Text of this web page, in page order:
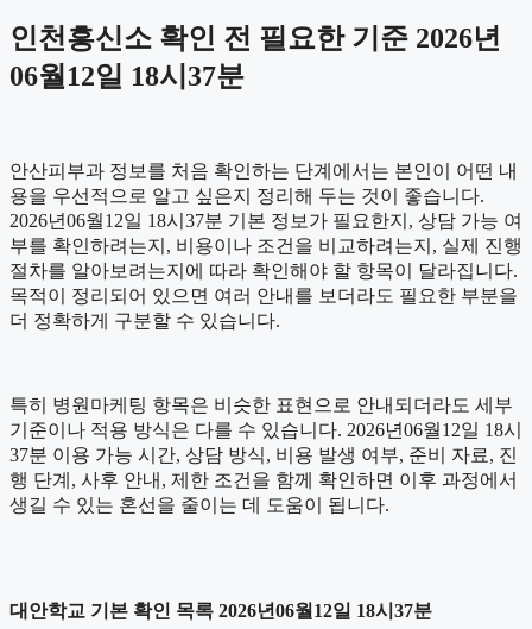
인천흥신소 확인 전 필요한 기준 2026년
06월12일 18시37분
안산피부과 정보를 처음 확인하는 단계에서는 본인이 어떤 내
용을 우선적으로 알고 싶은지 정리해 두는 것이 좋습니다.
2026년06월12일 18시37분 기본 정보가 필요한지, 상담 가능 여
부를 확인하려는지, 비용이나 조건을 비교하려는지, 실제 진행
절차를 알아보려는지에 따라 확인해야 할 항목이 달라집니다.
목적이 정리되어 있으면 여러 안내를 보더라도 필요한 부분을
더 정확하게 구분할 수 있습니다.
특히 병원마케팅 항목은 비슷한 표현으로 안내되더라도 세부
기준이나 적용 방식은 다를 수 있습니다. 2026년06월12일 18시
37분 이용 가능 시간, 상담 방식, 비용 발생 여부, 준비 자료, 진
행 단계, 사후 안내, 제한 조건을 함께 확인하면 이후 과정에서
생길 수 있는 혼선을 줄이는 데 도움이 됩니다.
대안학교 기본 확인 목록 2026년06월12일 18시37분